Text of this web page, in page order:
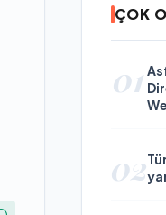
ÇOK
01
02